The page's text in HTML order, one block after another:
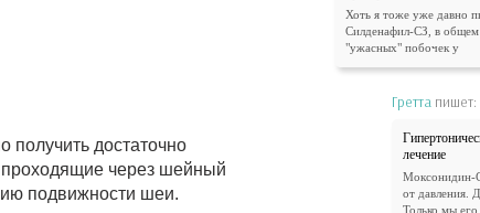
получить достаточно
проходящие через шейный
подвижности шеи.
Хоть я тоже уже давно
Силденафил-СЗ, в общем
"ужасных" побочек у
Гретта пишет:
лечение
Моксонидин-
от давления.
Только мы